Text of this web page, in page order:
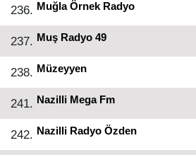
236. Muğla Örnek Radyo
237. Muş Radyo 49
238. Müzeyyen
241. Nazilli Mega Fm
242. Nazilli Radyo Özden